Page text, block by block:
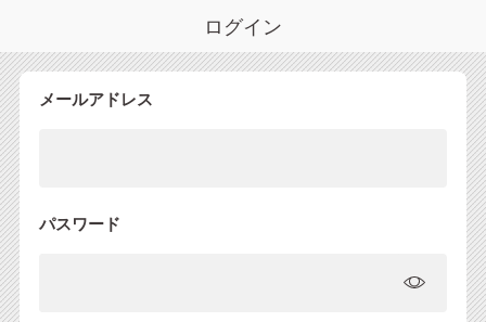
ログイン
メールアドレス
パスワード